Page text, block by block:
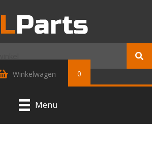
Winkelwagen 0
Menu